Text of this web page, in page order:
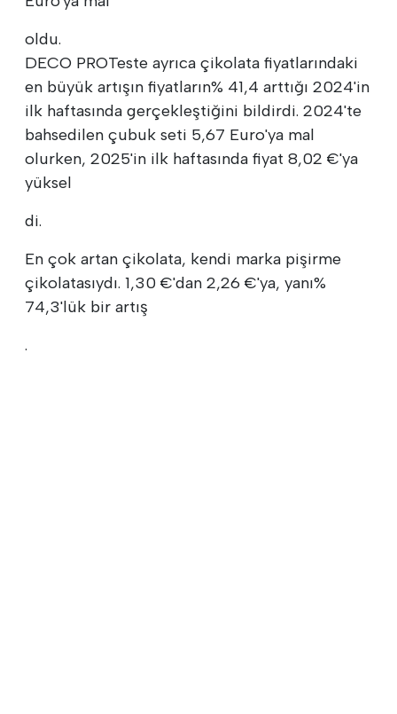
oldu.
DECO PROTeste ayrıca çikolata fiyatlarındaki
en büyük artışın fiyatların% 41,4 arttığı 2024'in
ilk haftasında gerçekleştiğini bildirdi. 2024'te
bahsedilen çubuk seti 5,67 Euro'ya mal
olurken, 2025'in ilk haftasında fiyat 8,02 €'ya
yüksel
di.
En çok artan çikolata, kendi marka pişirme
çikolatasıydı. 1,30 €'dan 2,26 €'ya, yanı%
74,3'lük bir artış
.